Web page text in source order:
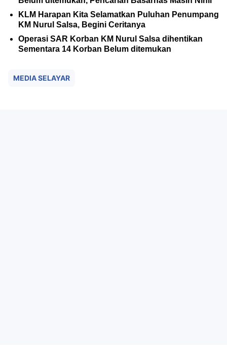
KLM Harapan Kita Selamatkan Puluhan Penumpang
KM Nurul Salsa, Begini Ceritanya
Operasi SAR Korban KM Nurul Salsa dihentikan
Sementara 14 Korban Belum ditemukan
MEDIA SELAYAR